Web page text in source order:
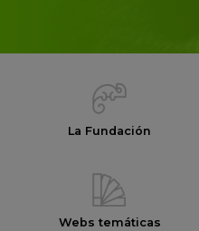
La Fundación
Webs temáticas